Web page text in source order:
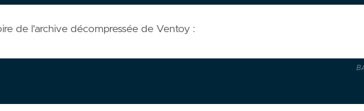
de l'archive décompressée de Ventoy :